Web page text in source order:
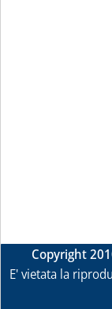
Copyright
E' vietata la